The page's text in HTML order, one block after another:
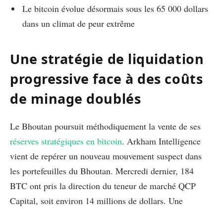
Le bitcoin évolue désormais sous les 65 000 dollars
dans un climat de peur extrême
Une stratégie de liquidation
progressive face à des coûts
de minage doublés
Le Bhoutan poursuit méthodiquement la vente de ses
réserves stratégiques en bitcoin. Arkham Intelligence
vient de repérer un nouveau mouvement suspect dans
les portefeuilles du Bhoutan. Mercredi dernier, 184
BTC ont pris la direction du teneur de marché QCP
Capital, soit environ 14 millions de dollars. Une